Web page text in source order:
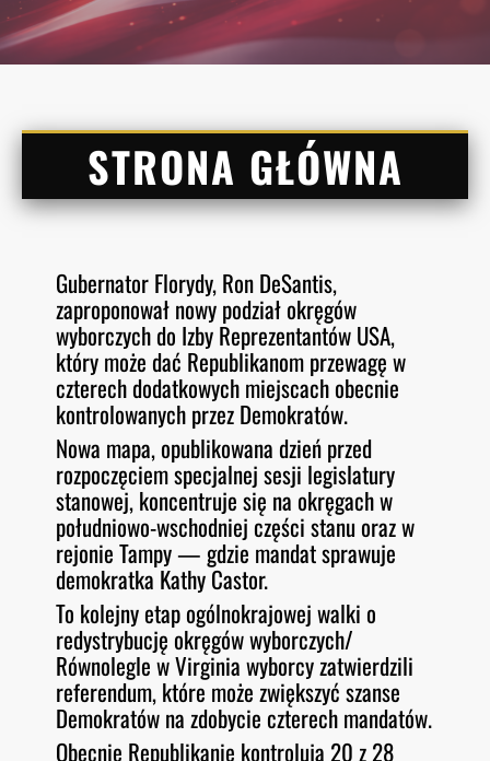
STRONA GŁÓWNA
Gubernator Florydy, Ron DeSantis,
zaproponował nowy podział okręgów
wyborczych do Izby Reprezentantów USA,
który może dać Republikanom przewagę w
czterech dodatkowych miejscach obecnie
kontrolowanych przez Demokratów.
Nowa mapa, opublikowana dzień przed
rozpoczęciem specjalnej sesji legislatury
stanowej, koncentruje się na okręgach w
południowo-wschodniej części stanu oraz w
rejonie Tampy — gdzie mandat sprawuje
demokratka Kathy Castor.
To kolejny etap ogólnokrajowej walki o
redystrybucję okręgów wyborczych/
Równolegle w Virginia wyborcy zatwierdzili
referendum, które może zwiększyć szanse
Demokratów na zdobycie czterech mandatów.
Obecnie Republikanie kontrolują 20 z 28